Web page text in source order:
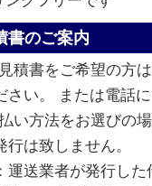
書のご案内
積書をご希望の方
さい。 または電話
い方法をお選びの
は致しません。
送業者が発行した